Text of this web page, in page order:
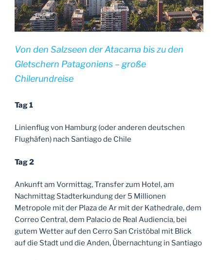
Von den Salzseen der Atacama bis zu den
Gletschern Patagoniens – große
Chilerundreise
Tag 1
Linienflug von Hamburg (oder anderen deutschen
Flughäfen) nach Santiago de Chile
Tag 2
Ankunft am Vormittag, Transfer zum Hotel, am
Nachmittag Stadterkundung der 5 Millionen
Metropole mit der Plaza de Ar mit der Kathedrale, dem
Correo Central, dem Palacio de Real Audiencia, bei
gutem Wetter auf den Cerro San Cristóbal mit Blick
auf die Stadt und die Anden, Übernachtung in Santiago